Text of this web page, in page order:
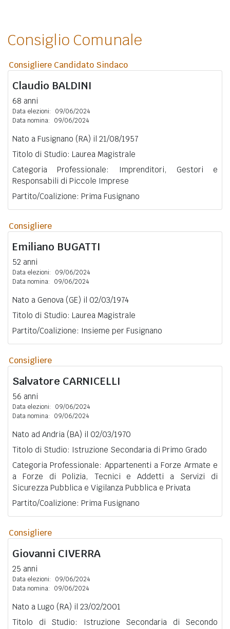
Consiglio Comunale
Consigliere Candidato Sindaco
Claudio BALDINI
68 anni
Data elezioni:
09/06/2024
Data nomina:
09/06/2024
Nato a Fusignano (RA) il 21/08/1957
Titolo di Studio: Laurea Magistrale
Categoria Professionale: Imprenditori, Gestori e
Responsabili di Piccole Imprese
Partito/Coalizione: Prima Fusignano
Consigliere
Emiliano BUGATTI
52 anni
Data elezioni:
09/06/2024
Data nomina:
09/06/2024
Nato a Genova (GE) il 02/03/1974
Titolo di Studio: Laurea Magistrale
Partito/Coalizione: Insieme per Fusignano
Consigliere
Salvatore CARNICELLI
56 anni
Data elezioni:
09/06/2024
Data nomina:
09/06/2024
Nato ad Andria (BA) il 02/03/1970
Titolo di Studio: Istruzione Secondaria di Primo Grado
Categoria Professionale: Appartenenti a Forze Armate e
a Forze di Polizia, Tecnici e Addetti a Servizi di
Sicurezza Pubblica e Vigilanza Pubblica e Privata
Partito/Coalizione: Prima Fusignano
Consigliere
Giovanni CIVERRA
25 anni
Data elezioni:
09/06/2024
Data nomina:
09/06/2024
Nato a Lugo (RA) il 23/02/2001
Titolo di Studio: Istruzione Secondaria di Secondo